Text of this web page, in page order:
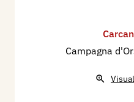
Campagna